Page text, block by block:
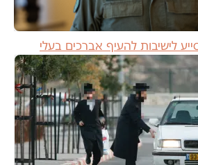
לישיבות להעיף אברכים בעלי